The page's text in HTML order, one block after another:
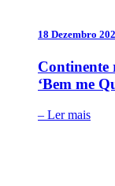
18 Dezembro
Continente
‘Bem me
– Ler mais